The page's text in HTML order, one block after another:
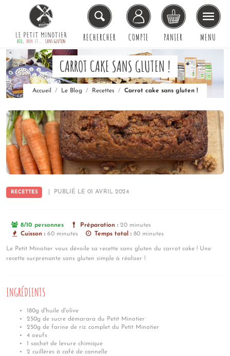
RECHERCHER COMPTE PANIER MENU
CARROT CAKE SANS GLUTEN !
Accueil Le Blog Recettes Carrot cake sans gluten !
RECETTES PUBLIÉ LE 01 AVRIL 2024
8/10 personnes Préparation :20 minutes
Cuisson :60 minutes Temps total :80 minutes
Le Petit Minotier vous dévoile sa recette sans gluten du carrot cake ! Une
recette surprenante sans gluten simple à réaliser !
INGRÉDIENTS
180g d'huile d'olive
250g de sucre démarara du Petit Minotier
250g de farine de riz complet du Petit Minotier
4 oeufs
1 sachet de levure chimique
2 cuillères à café de cannelle